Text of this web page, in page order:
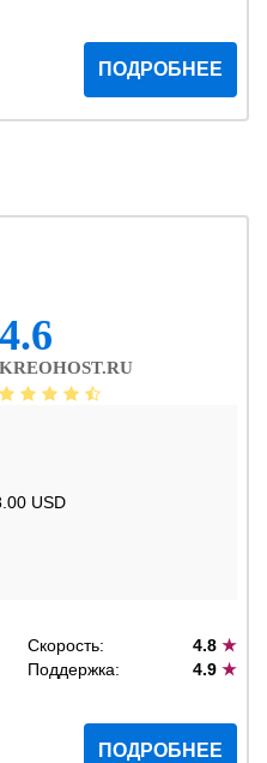
ПОДРОБНЕЕ
4.6
KREOHOST.RU
USD
Скорость: 4.8 ★
Поддержка: 4.9 ★
ПОДРОБНЕЕ